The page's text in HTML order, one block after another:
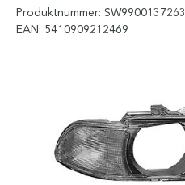
Produktnummer: SW9900137263
EAN: 5410909212469